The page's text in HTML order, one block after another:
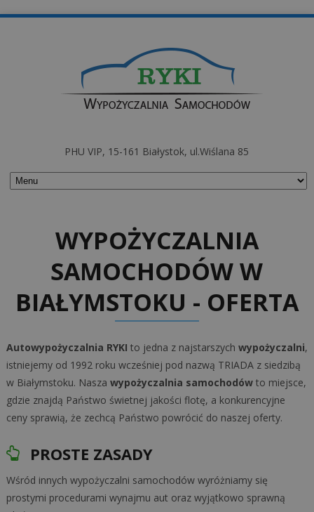
PHU VIP, 15-161 Białystok, ul.Wiślana 85
WYPOŻYCZALNIA
SAMOCHODÓW W
BIAŁYMSTOKU - OFERTA
Autowypożyczalnia RYKI to jedna z najstarszych wypożyczalni,
istniejemy od 1992 roku wcześniej pod nazwą TRIADA z siedzibą
w Białymstoku. Nasza wypożyczalnia samochodówto miejsce,
gdzie znajdą Państwo świetnej jakości flotę, a konkurencyjne
ceny sprawią, że zechcą Państwo powrócić do naszej oferty.
PROSTE ZASADY
Wśród innych wypożyczalni samochodów wyróżniamy się
prostymi procedurami wynajmu aut oraz wyjątkowo sprawną